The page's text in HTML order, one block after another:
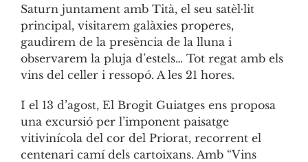
Saturn juntament amb Tità, el seu satèl·lit
principal, visitarem galàxies properes,
gaudirem de la presència de la lluna i
observarem la pluja d’estels… Tot regat amb els
vins del celler i ressopó. A les 21 hores.
I el 13 d’agost, El Brogit Guiatges ens proposa
una excursió per l’imponent paisatge
vitivinícola del cor del Priorat, recorrent el
centenari camí dels cartoixans. Amb “Vins